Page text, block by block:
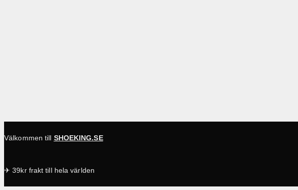
Välkommen till SHOEKING.SE
✈ 39kr frakt till hela världen